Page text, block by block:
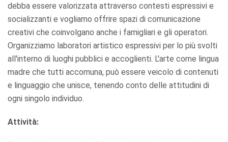
debba essere valorizzata attraverso contesti espressivi e
socializzanti e vogliamo offrire spazi di comunicazione
creativi che coinvolgano anche i famigliari e gli operatori.
Organizziamo laboratori artistico espressivi per lo più svolti
all'interno di luoghi pubblici e accoglienti. L'arte come lingua
madre che tutti accomuna, può essere veicolo di contenuti
e linguaggio che unisce, tenendo conto delle attitudini di
ogni singolo individuo.
Attività: